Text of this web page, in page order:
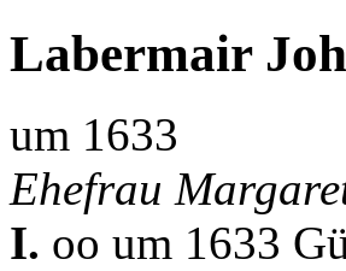
Labermair
um 1633
Ehefrau
I. oo um 1633